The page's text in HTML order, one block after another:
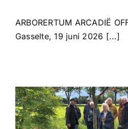
ARBORERTUM ARCADIË
Gasselte, 19 juni 2026 [...]